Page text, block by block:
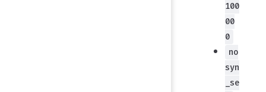
100
00
0
no
syn
_se